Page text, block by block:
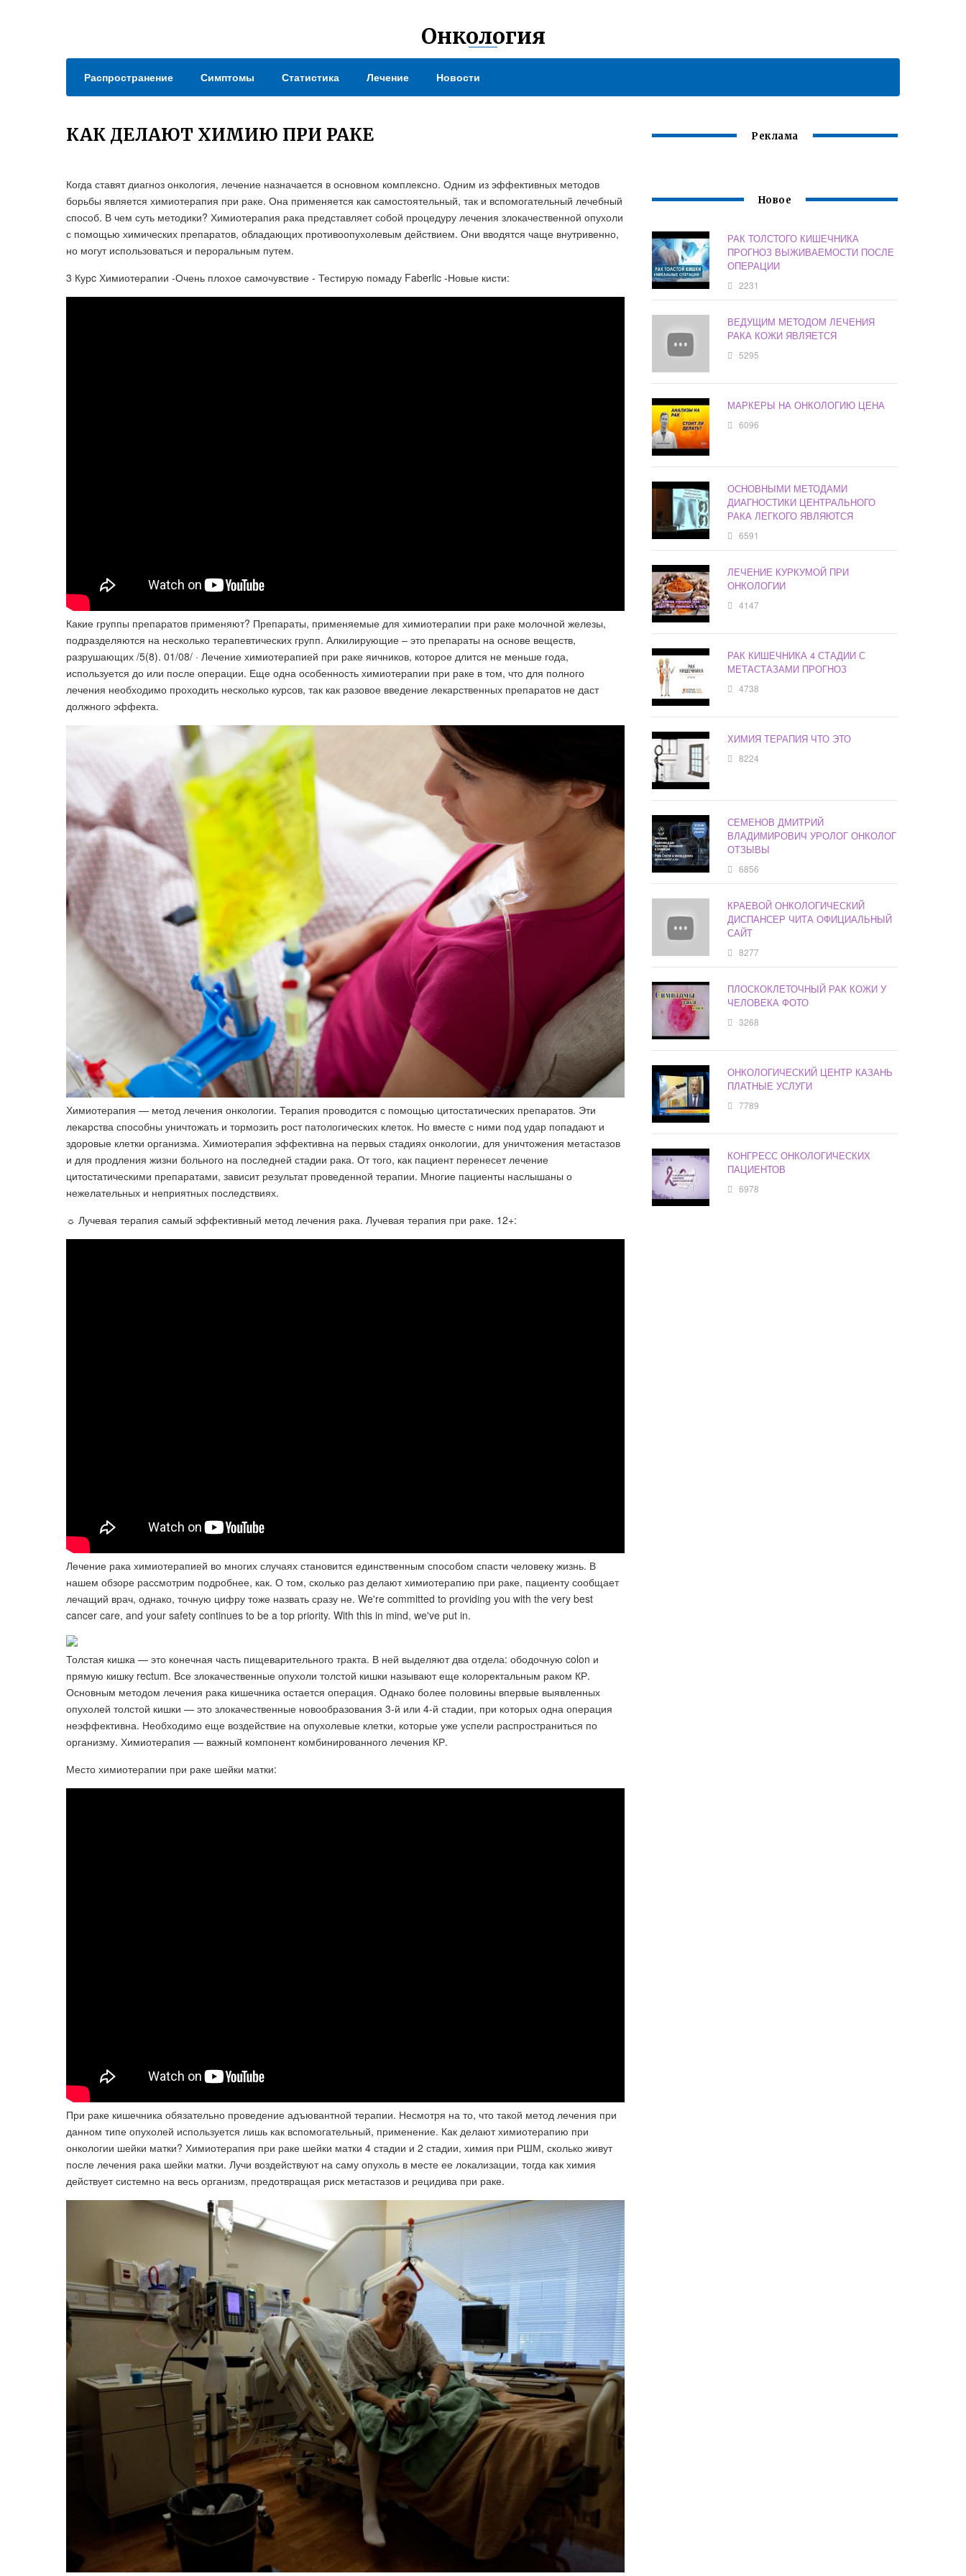
Онкология
Распространение Симптомы Статистика Лечение Новости
КАК ДЕЛАЮТ ХИМИЮ ПРИ РАКЕ
Когда ставят диагноз онкология, лечение назначается в основном комплексно. Одним из эффективных методов
борьбы является химиотерапия при раке. Она применяется как самостоятельный, так и вспомогательный лечебный
способ. В чем суть методики? Химиотерапия рака представляет собой процедуру лечения злокачественной опухоли
с помощью химических препаратов, обладающих противоопухолевым действием. Они вводятся чаще внутривенно,
но могут использоваться и пероральным путем.
3 Курc Химиотерапии -Очень плохое самочувствие - Тестирую помаду Faberlic -Новые кисти:
Какие группы препаратов применяют? Препараты, применяемые для химиотерапии при раке молочной железы,
подразделяются на несколько терапевтических групп. Алкилирующие – это препараты на основе веществ,
разрушающих /5(8). 01/08/ · Лечение химиотерапией при раке яичников, которое длится не меньше года,
используется до или после операции. Еще одна особенность химиотерапии при раке в том, что для полного
лечения необходимо проходить несколько курсов, так как разовое введение лекарственных препаратов не даст
должного эффекта.
Химиотерапия — метод лечения онкологии. Терапия проводится с помощью цитостатических препаратов. Эти
лекарства способны уничтожать и тормозить рост патологических клеток. Но вместе с ними под удар попадают и
здоровые клетки организма. Химиотерапия эффективна на первых стадиях онкологии, для уничтожения метастазов
и для продления жизни больного на последней стадии рака. От того, как пациент перенесет лечение
цитостатическими препаратами, зависит результат проведенной терапии. Многие пациенты наслышаны о
нежелательных и неприятных последствиях.
☼ Лучевая терапия самый эффективный метод лечения рака. Лучевая терапия при раке. 12+:
Лечение рака химиотерапией во многих случаях становится единственным способом спасти человеку жизнь. В
нашем обзоре рассмотрим подробнее, как. О том, сколько раз делают химиотерапию при раке, пациенту сообщает
лечащий врач, однако, точную цифру тоже назвать сразу не. We're committed to providing you with the very best
cancer care, and your safety continues to be a top priority. With this in mind, we've put in.
Толстая кишка — это конечная часть пищеварительного тракта. В ней выделяют два отдела: ободочную colon и
прямую кишку rectum. Все злокачественные опухоли толстой кишки называют еще колоректальным раком КР.
Основным методом лечения рака кишечника остается операция. Однако более половины впервые выявленных
опухолей толстой кишки — это злокачественные новообразования 3-й или 4-й стадии, при которых одна операция
неэффективна. Необходимо еще воздействие на опухолевые клетки, которые уже успели распространиться по
организму. Химиотерапия — важный компонент комбинированного лечения КР.
Место химиотерапии при раке шейки матки:
При раке кишечника обязательно проведение адъювантной терапии. Несмотря на то, что такой метод лечения при
данном типе опухолей используется лишь как вспомогательный, применение. Как делают химиотерапию при
онкологии шейки матки? Химиотерапия при раке шейки матки 4 стадии и 2 стадии, химия при РШМ, сколько живут
после лечения рака шейки матки. Лучи воздействуют на саму опухоль в месте ее локализации, тогда как химия
действует системно на весь организм, предотвращая риск метастазов и рецидива при раке.
Реклама
Новое
РАК ТОЛСТОГО КИШЕЧНИКА
ПРОГНОЗ ВЫЖИВАЕМОСТИ ПОСЛЕ
ОПЕРАЦИИ
2231
ВЕДУЩИМ МЕТОДОМ ЛЕЧЕНИЯ
РАКА КОЖИ ЯВЛЯЕТСЯ
5295
МАРКЕРЫ НА ОНКОЛОГИЮ ЦЕНА
6096
ОСНОВНЫМИ МЕТОДАМИ
ДИАГНОСТИКИ ЦЕНТРАЛЬНОГО
РАКА ЛЕГКОГО ЯВЛЯЮТСЯ
6591
ЛЕЧЕНИЕ КУРКУМОЙ ПРИ
ОНКОЛОГИИ
4147
РАК КИШЕЧНИКА 4 СТАДИИ С
МЕТАСТАЗАМИ ПРОГНОЗ
4738
ХИМИЯ ТЕРАПИЯ ЧТО ЭТО
8224
СЕМЕНОВ ДМИТРИЙ
ВЛАДИМИРОВИЧ УРОЛОГ ОНКОЛОГ
ОТЗЫВЫ
6856
КРАЕВОЙ ОНКОЛОГИЧЕСКИЙ
ДИСПАНСЕР ЧИТА ОФИЦИАЛЬНЫЙ
САЙТ
8277
ПЛОСКОКЛЕТОЧНЫЙ РАК КОЖИ У
ЧЕЛОВЕКА ФОТО
3268
ОНКОЛОГИЧЕСКИЙ ЦЕНТР КАЗАНЬ
ПЛАТНЫЕ УСЛУГИ
7789
КОНГРЕСС ОНКОЛОГИЧЕСКИХ
ПАЦИЕНТОВ
6978